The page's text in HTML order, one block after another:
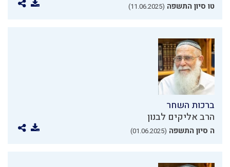
טו סיון התשפה (11.06.2025)
ברכות השחר
הרב אליקים לבנון
ה סיון התשפה (01.06.2025)